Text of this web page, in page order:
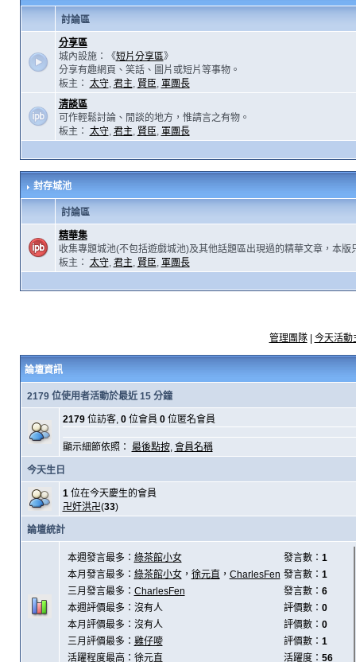
討論區
分享區
城內設施：《短片分享區》
分享有趣網頁、笑話、圖片或短片等事物。
板主： 太守, 君主, 賢臣, 軍團長
清談區
可作輕鬆討論、閒談的地方，惟請言之有物。
板主： 太守, 君主, 賢臣, 軍團長
封存城池
討論區
精華集
收集專題城池(不包括遊戲城池)及其他話題區出現過的精華文章，本版
板主： 太守, 君主, 賢臣, 軍團長
管理團隊| 今天活動
論壇資訊
2179 位使用者活動於最近 15 分鐘
2179位訪客, 0位會員 0位匿名會員
顯示細節依照： 最後點按, 會員名稱
今天生日
1位在今天慶生的會員
卍奸洪卍(33)
論壇統計
本週發言最多： 綠茶館小女 發言數： 1
本月發言最多： 綠茶館小女， 徐元直 ， CharlesFen 發言數： 1
三月發言最多： CharlesFen 發言數： 6
本週評價最多：沒有人
評價數： 0
本月評價最多：沒有人
評價數： 0
三月評價最多： 雞仔嘜 評價數： 1
活躍程度最高： 徐元直 活躍度： 56